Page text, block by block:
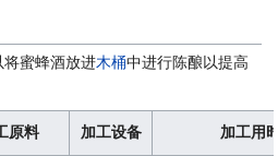
将蜜蜂酒放进木桶中进行陈酿以提高
原料 加工设备 加工用